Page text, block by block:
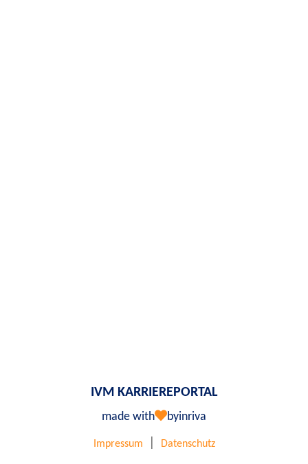
IVM KARRIEREPORTAL
made with byinriva
Impressum Datenschutz